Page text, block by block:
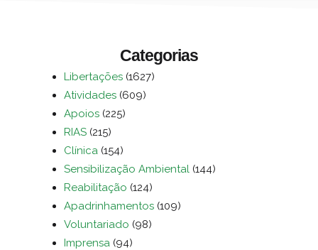
Categorias
Libertações (1627)
Atividades (609)
Apoios (225)
RIAS (215)
Clínica (154)
Sensibilização Ambiental (144)
Reabilitação (124)
Apadrinhamentos (109)
Voluntariado (98)
Imprensa (94)